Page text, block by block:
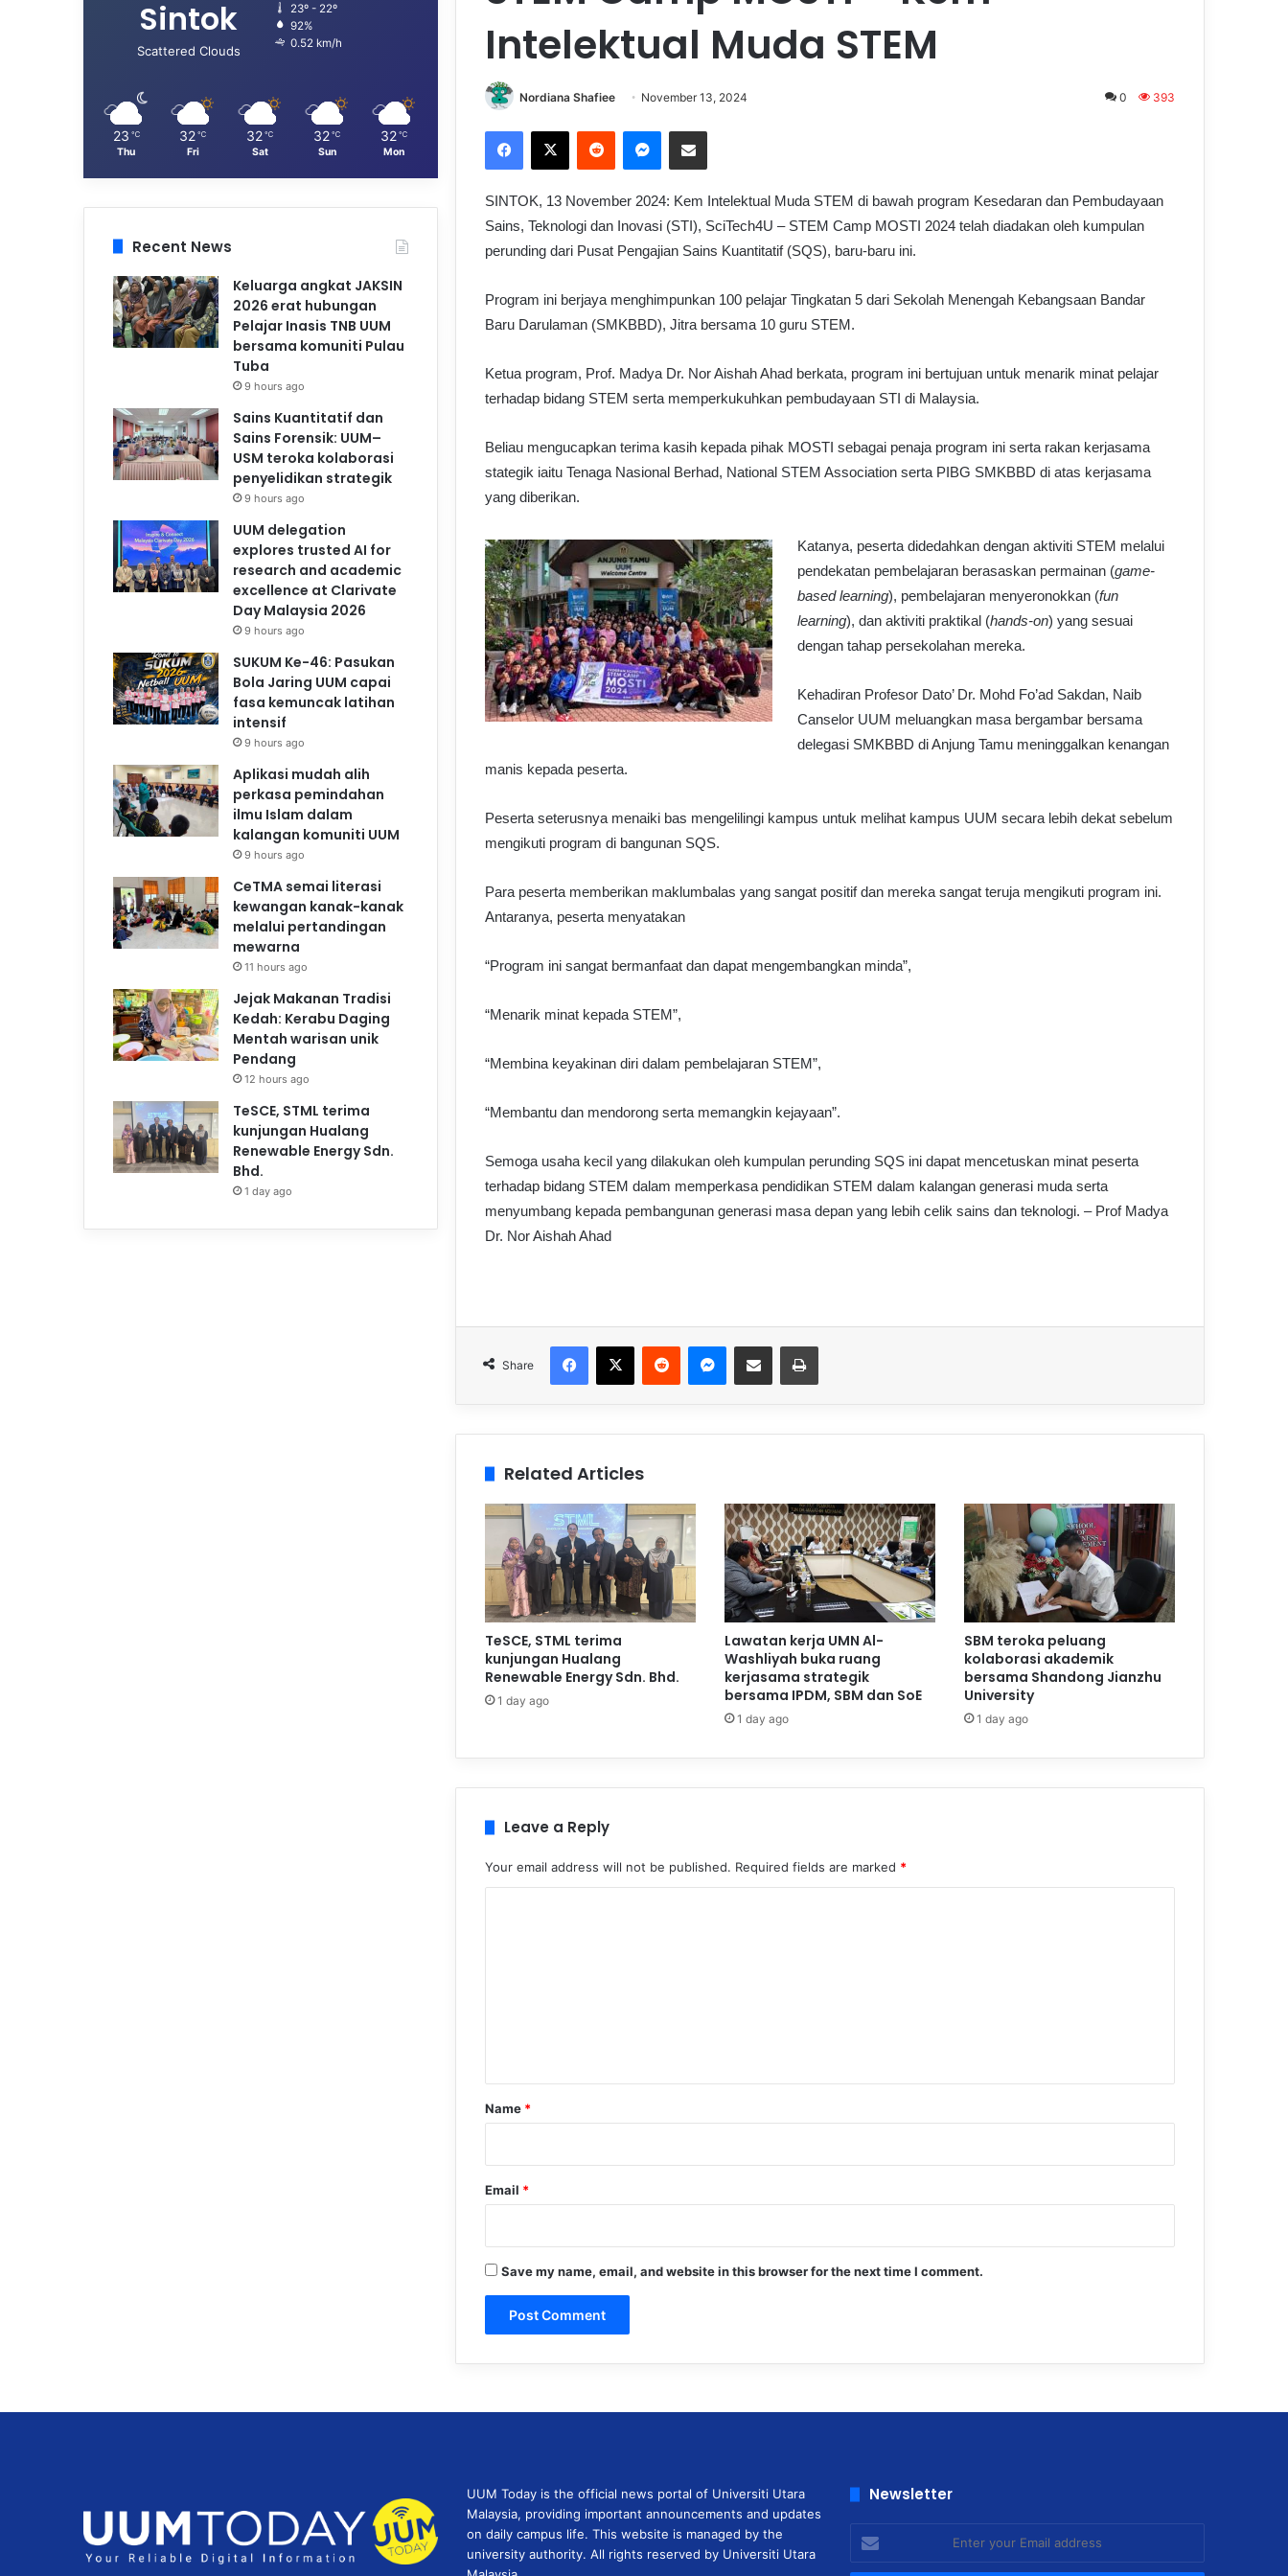
Intelektual Muda STEM
Nordiana Shafiee November 13, 2024 0 393
SINTOK, 13 November 2024: Kem Intelektual Muda STEM di bawah program Kesedaran dan Pembudayaan
Sains, Teknologi dan Inovasi (STI), SciTech4U – STEM Camp MOSTI 2024 telah diadakan oleh kumpulan
perunding dari Pusat Pengajian Sains Kuantitatif (SQS), baru-baru ini.
Program ini berjaya menghimpunkan 100 pelajar Tingkatan 5 dari Sekolah Menengah Kebangsaan Bandar
Baru Darulaman (SMKBBD), Jitra bersama 10 guru STEM.
Ketua program, Prof. Madya Dr. Nor Aishah Ahad berkata, program ini bertujuan untuk menarik minat pelajar
terhadap bidang STEM serta memperkukuhkan pembudayaan STI di Malaysia.
Beliau mengucapkan terima kasih kepada pihak MOSTI sebagai penaja program ini serta rakan kerjasama
stategik iaitu Tenaga Nasional Berhad, National STEM Association serta PIBG SMKBBD di atas kerjasama
yang diberikan.
Katanya, peserta didedahkan dengan aktiviti STEM melalui
pendekatan pembelajaran berasaskan permainan (game-
based learning), pembelajaran menyeronokkan (fun
learning), dan aktiviti praktikal (hands-on) yang sesuai
dengan tahap persekolahan mereka.
Kehadiran Profesor Dato’ Dr. Mohd Fo’ad Sakdan, Naib
Canselor UUM meluangkan masa bergambar bersama
delegasi SMKBBD di Anjung Tamu meninggalkan kenangan
manis kepada peserta.
Peserta seterusnya menaiki bas mengelilingi kampus untuk melihat kampus UUM secara lebih dekat sebelum
mengikuti program di bangunan SQS.
Para peserta memberikan maklumbalas yang sangat positif dan mereka sangat teruja mengikuti program ini.
Antaranya, peserta menyatakan
“Program ini sangat bermanfaat dan dapat mengembangkan minda”,
“Menarik minat kepada STEM”,
“Membina keyakinan diri dalam pembelajaran STEM”,
“Membantu dan mendorong serta memangkin kejayaan”.
Semoga usaha kecil yang dilakukan oleh kumpulan perunding SQS ini dapat mencetuskan minat peserta
terhadap bidang STEM dalam memperkasa pendidikan STEM dalam kalangan generasi muda serta
menyumbang kepada pembangunan generasi masa depan yang lebih celik sains dan teknologi. – Prof Madya
Dr. Nor Aishah Ahad
Share
Related Articles
TeSCE, STML terima
kunjungan Hualang
Renewable Energy Sdn. Bhd.
1 day ago
Lawatan kerja UMN Al-
Washliyah buka ruang
kerjasama strategik
bersama IPDM, SBM dan SoE
1 day ago
SBM teroka peluang
kolaborasi akademik
bersama Shandong Jianzhu
University
1 day ago
Leave a Reply
Your email address will not be published. Required fields are marked *
*
Name *
Email *
Save my name, email, and website in this browser for the next time I comment.
Sintok
Scattered Clouds
23º - 22º
92%
0.52 km/h
23 ℃
Thu
32 ℃
Fri
32 ℃
Sat
32 ℃
Sun
32 ℃
Mon
Recent News
Keluarga angkat JAKSIN
2026 erat hubungan
Pelajar Inasis TNB UUM
bersama komuniti Pulau
Tuba
9 hours ago
Sains Kuantitatif dan
Sains Forensik: UUM–
USM teroka kolaborasi
penyelidikan strategik
9 hours ago
UUM delegation
explores trusted AI for
research and academic
excellence at Clarivate
Day Malaysia 2026
9 hours ago
SUKUM Ke-46: Pasukan
Bola Jaring UUM capai
fasa kemuncak latihan
intensif
9 hours ago
Aplikasi mudah alih
perkasa pemindahan
ilmu Islam dalam
kalangan komuniti UUM
9 hours ago
CeTMA semai literasi
kewangan kanak-kanak
melalui pertandingan
mewarna
11 hours ago
Jejak Makanan Tradisi
Kedah: Kerabu Daging
Mentah warisan unik
Pendang
12 hours ago
TeSCE, STML terima
kunjungan Hualang
Renewable Energy Sdn.
Bhd.
1 day ago
UUM Today is the official news portal of Universiti Utara
Malaysia, providing important announcements and updates
on daily campus life. This website is managed by the
university authority. All rights reserved by Universiti Utara
Newsletter
your